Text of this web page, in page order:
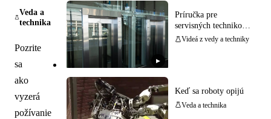
Veda a
technika
Pozrite
sa
ako
vyzerá
požívanie
▶
Príručka pre
servisných technikov:
rýchla diagnostika a
Videá z vedy a techniky
Keď sa roboty opijú
Veda a technika